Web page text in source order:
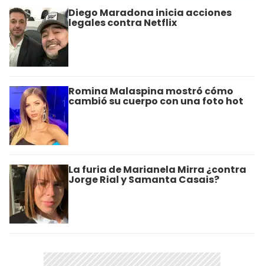
Diego Maradona inicia acciones
legales contra Netflix
Romina Malaspina mostró cómo
cambió su cuerpo con una foto hot
La furia de Marianela Mirra ¿contra
Jorge Rial y Samanta Casais?